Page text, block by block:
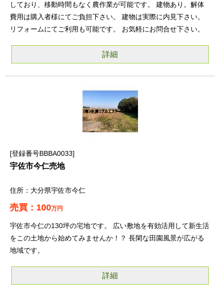
しており、移動時間もなく農作業が可能です。 建物あり。解体
費用は購入者様にてご負担下さい。 建物は実際に内見下さい。
リフォームにてご利用も可能です。 お気軽にお問合せ下さい。
詳細
登録番号BBBA0033
宇佐市今仁売地
大分県宇佐市今仁
100万円
宇佐市今仁の130坪の宅地です。 広い敷地を有効活用して新生活
をこの土地から始めてみませんか！？ 長閑な田園風景が広がる
地域です。
詳細